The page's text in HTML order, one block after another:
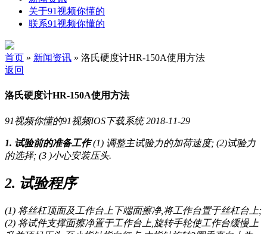
关于91视频你懂的
联系91视频你懂的
首页 » 新闻资讯 » 洛氏硬度计HR-150A使用方法
返回
洛氏硬度计HR-150A使用方法
91视频你懂的91视频IOS下载系统2018-11-29
1. 试验前的准备工作(1) 调整主试验力的加荷速度; (2)试验力
的选择; (3 )小心安装压头.
2. 试验程序
(1) 将丝杠顶面及工作台上下端面擦净,将工作台置于丝杠台上;
(2) 将试件支撑面擦净置于工作台上,旋转手轮使工作台缓慢上